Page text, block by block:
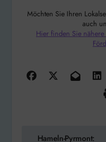
Möchten Sie Ihren
auch
Hier finden Sie
Beitragsnavigation
Hameln-Pyrmont: